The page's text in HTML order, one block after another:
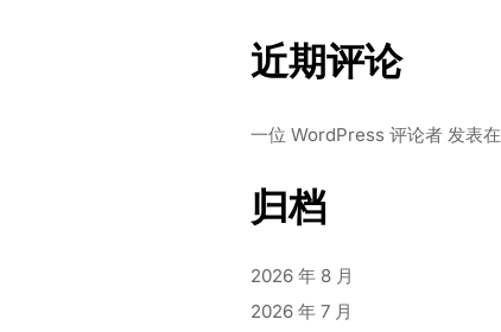
近期评论
一位 WordPress 评论者 发表在
归档
2026 年 8 月
2026 年 7 月